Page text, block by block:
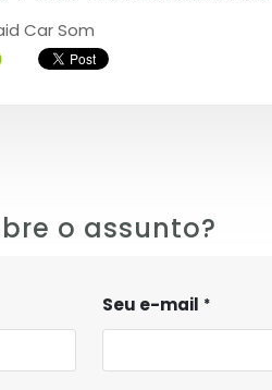
Car Som
o assunto?
Seu e-mail